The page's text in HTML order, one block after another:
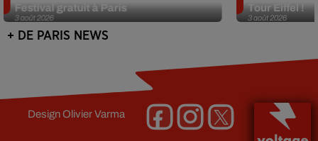
3 août 2026
Festival gratuit à Paris
3 août 2026
Tour Eiffel !
+ DE PARIS NEWS
DesignOlivier Varma